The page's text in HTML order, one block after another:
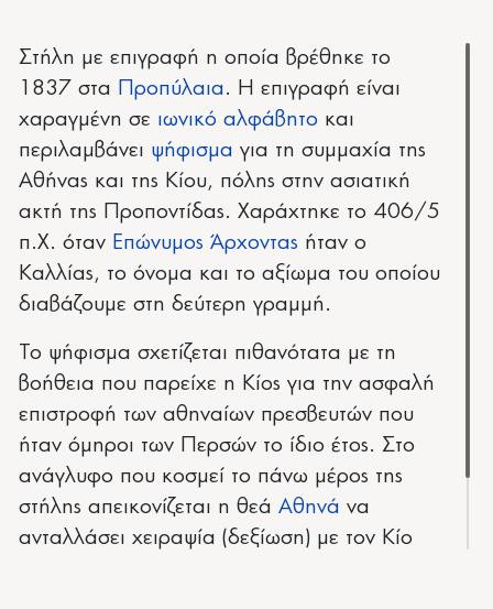
Στήλη με επιγραφή η οποία βρέθηκε το
1837 στα Προπύλαια. Η επιγραφή είναι
χαραγμένη σε ιωνικό αλφάβητο και
περιλαμβάνει ψήφισμα για τη συμμαχία της
Αθήνας και της Κίου, πόλης στην ασιατική
ακτή της Προποντίδας. Χαράχτηκε το 406/5
π.Χ. όταν Επώνυμος Άρχοντας ήταν ο
Καλλίας, το όνομα και το αξίωμα του οποίου
διαβάζουμε στη δεύτερη γραμμή.
Το ψήφισμα σχετίζεται πιθανότατα με τη
βοήθεια που παρείχε η Κίος για την ασφαλή
επιστροφή των αθηναίων πρεσβευτών που
ήταν όμηροι των Περσών το ίδιο έτος. Στο
ανάγλυφο που κοσμεί το πάνω μέρος της
στήλης απεικονίζεται η θεά Αθηνά να
ανταλλάσει χειραψία (δεξίωση) με τον Κίο